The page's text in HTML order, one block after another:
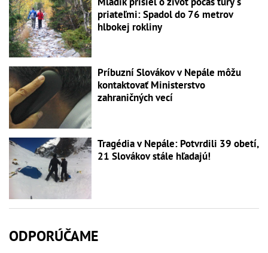
priateľmi: Spadol do 76 metrov
hlbokej rokliny
Príbuzní Slovákov v Nepále môžu
kontaktovať Ministerstvo
zahraničných vecí
Tragédia v Nepále: Potvrdili 39 obetí,
21 Slovákov stále hľadajú!
ODPORÚČAME